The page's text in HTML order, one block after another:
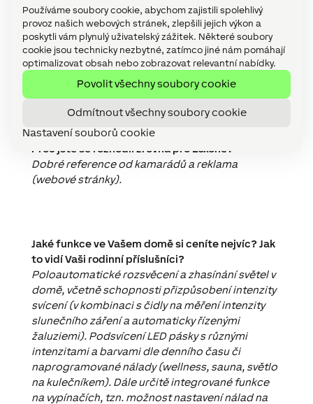
Používáme soubory cookie, abychom zajistili spolehlivý
provoz našich webových stránek, zlepšili jejich výkon a
poskytli vám plynulý uživatelský zážitek. Některé soubory
cookie jsou technicky nezbytné, zatímco jiné nám pomáhají
optimalizovat obsah nebo zobrazovat relevantní nabídky.
Povolit všechny soubory cookie
Odmítnout všechny soubory cookie
Nastavení souborů cookie
vedla?
Obecně mě přitahují nové technologie, Internet
věcí a podobná témata. Vzhledem k tomu, že sám
podnikám v IT oboru, nemám z těchto věcí
strach, ba naopak, chci je mít na dosah a
provozovat.
Proč jste se rozhodli zrovna pro Loxone?
Dobré reference od kamarádů a reklama
(webové stránky).
Jaké funkce ve Vašem domě si ceníte nejvíc? Jak
to vidí Vaši rodinní příslušníci?
Poloautomatické rozsvěcení a zhasínání světel v
domě, včetně schopnosti přizpůsobení intenzity
svícení (v kombinaci s čidly na měření intenzity
slunečního záření a automaticky řízenými
žaluziemi). Podsvícení LED pásky s různými
intenzitami a barvami dle denního času či
naprogramované nálady (wellness, sauna, světlo
na kulečníkem). Dále určitě integrované funkce
na vypínačích, tzn. možnost nastavení nálad na